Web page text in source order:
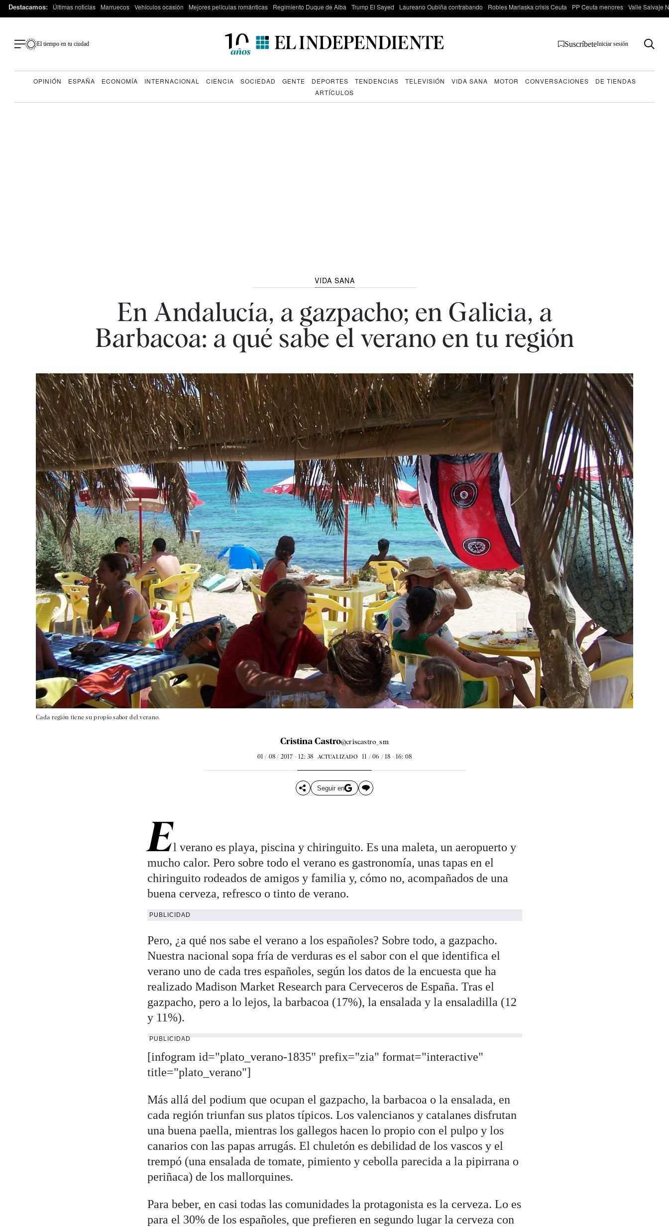
Destacamos: Últimas noticias Marruecos Vehículos ocasión Mejores películas románticas Regimiento Duque de Alba Trump El Sayed Laureano Oubiña contrabando Robles Marlaska crisis Ceuta PP Ceuta menores Valle Salvaje
El tiempo en tu ciudad SuscríbeteIniciar sesión
OPINIÓN ESPAÑA ECONOMÍA INTERNACIONAL CIENCIA SOCIEDAD GENTE DEPORTES TENDENCIAS TELEVISIÓN VIDA SANA MOTOR CONVERSACIONES
DE TIENDAS
ARTÍCULOS
VIDA SANA
En Andalucía, a gazpacho; en Galicia, a
Barbacoa: a qué sabe el verano en tu región
Cada región tiene su propio sabor del verano.
Cristina Castro@criscastro_sm
01 / 08 / 2017 - 12: 38 ACTUALIZADO 11 / 06 / 18 - 16: 08
Seguir en
El verano es playa, piscina y chiringuito. Es una maleta, un aeropuerto y
mucho calor. Pero sobre todo el verano es gastronomía, unas tapas en el
chiringuito rodeados de amigos y familia y, cómo no, acompañados de una
buena cerveza, refresco o tinto de verano.
PUBLICIDAD
Pero, ¿a qué nos sabe el verano a los españoles? Sobre todo, a gazpacho.
Nuestra nacional sopa fría de verduras es el sabor con el que identifica el
verano uno de cada tres españoles, según los datos de la encuesta que ha
realizado Madison Market Research para Cerveceros de España. Tras el
gazpacho, pero a lo lejos, la barbacoa (17%), la ensalada y la ensaladilla (12
y 11%).
PUBLICIDAD
[infogram id="plato_verano-1835" prefix="zia" format="interactive"
title="plato_verano"]
Más allá del podium que ocupan el gazpacho, la barbacoa o la ensalada, en
cada región triunfan sus platos típicos. Los valencianos y catalanes disfrutan
una buena paella, mientras los gallegos hacen lo propio con el pulpo y los
canarios con las papas arrugás. El chuletón es debilidad de los vascos y el
trempó (una ensalada de tomate, pimiento y cebolla parecida a la pipirrana o
periñaca) de los mallorquines.
Para beber, en casi todas las comunidades la protagonista es la cerveza. Lo es
para el 30% de los españoles, que prefieren en segundo lugar la cerveza con